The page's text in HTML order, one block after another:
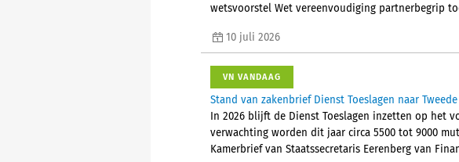
wetsvoorstel Wet vereenvoudiging partnerbegrip
10 juli 2026
VN VANDAAG
Stand van zakenbrief Dienst Toeslagen naar
In 2026 blijft de Dienst Toeslagen inzetten op het
verwachting worden dit jaar circa 5500 tot 9000
Kamerbrief van Staatssecretaris Eerenberg van